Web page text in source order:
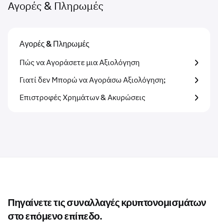
Αγορές & Πληρωμές
Αγορές & Πληρωμές
Πώς να Αγοράσετε μια Αξιολόγηση
Γιατί δεν Μπορώ να Αγοράσω Αξιολόγηση;
Επιστροφές Χρημάτων & Ακυρώσεις
Πηγαίνετε τις συναλλαγές κρυπτονομισμάτων
στο επόμενο επίπεδο.